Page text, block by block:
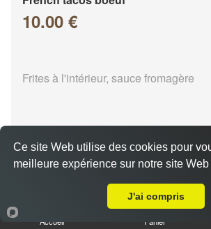
10.00 €
Frites à l'intérieur, sauce fromagère
Accueil Panier
Ce site Web utilise des cookies pour
meilleure expérience sur notre site Web
J'ai compris